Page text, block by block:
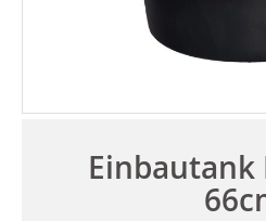
Einbautank